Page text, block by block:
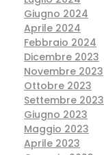
Giugno 2024
Aprile 2024
Febbraio 2024
Dicembre 2023
Novembre 2023
Ottobre 2023
Settembre 2023
Giugno 2023
Maggio 2023
Aprile 2023